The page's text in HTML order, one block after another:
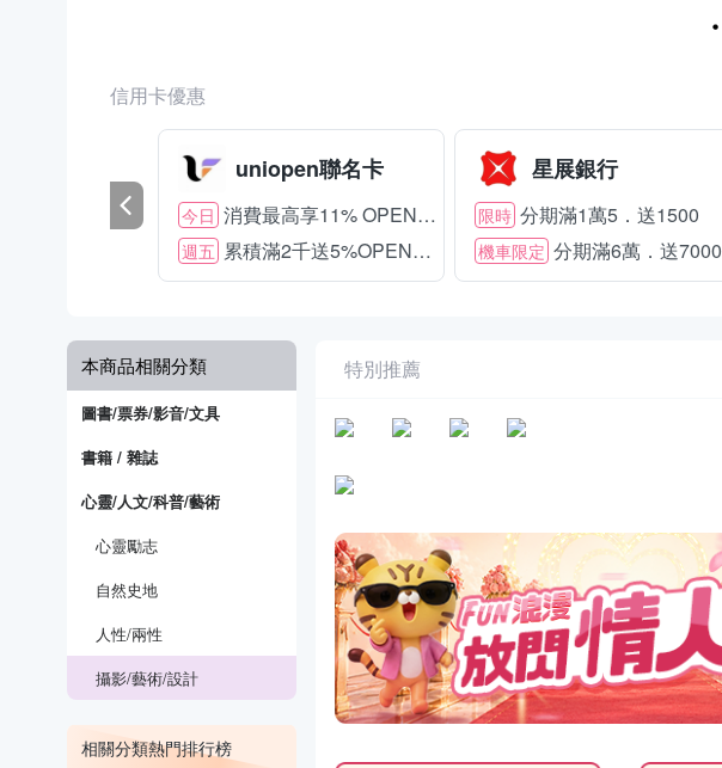
信用卡優惠
uniopen聯名卡
今日 消費最高享11% OPENPOINT
週五 累積滿2千送5%OPENPOINT
星展銀行
限時 分期滿1萬5．送1500
機車限定 分期滿6萬．送7000
本商品相關分類
圖書/票券/影音/文具
書籍 / 雜誌
心靈/人文/科普/藝術
心靈勵志
自然史地
人性/兩性
攝影/藝術/設計
相關分類熱門排行榜
特別推薦